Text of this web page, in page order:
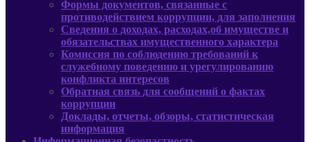
Формы документов, связанные с
противодействием коррупции, для заполнения
Сведения о доходах, расходах,об имуществе и
обязательствах имущественного характера
Комиссия по соблюдению требований к
служебному поведению и урегулированию
конфликта интересов
Обратная связь для сообщений о фактах
коррупции
Доклады, отчеты, обзоры, статистическая
информация